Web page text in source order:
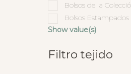
Bolsos de la
Bolsos
Show value(s)
Filtro tejido